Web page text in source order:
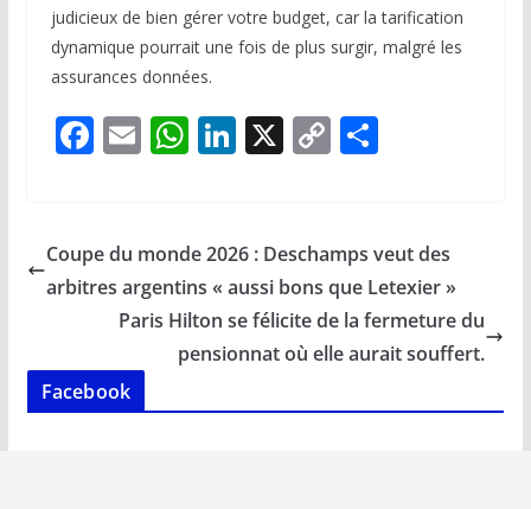
judicieux de bien gérer votre budget, car la tarification
dynamique pourrait une fois de plus surgir, malgré les
assurances données.
F
b
o
k
E
l
W
s
A
p
p
Li
e
dI
n
X C
y
Li
n
k
P
g
er
Coupe du monde 2026 : Deschamps veut des
arbitres argentins « aussi bons que Letexier »
Paris Hilton se félicite de la fermeture du
pensionnat où elle aurait souffert.
Facebook